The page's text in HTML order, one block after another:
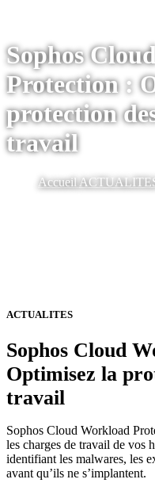
Sophos
Protection :
protection
travail
Accueil
ACTUALITES
Sophos Cloud
Optimisez la
travail
Sophos Cloud Workload
les charges de travail de vos
identifiant les malwares, les
avant qu’ils ne s’implantent.